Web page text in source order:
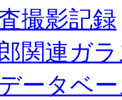
撮影記録
関連ガ
ータベ